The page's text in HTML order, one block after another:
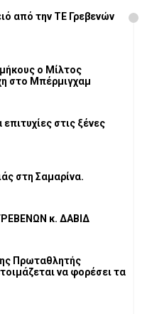
από την ΤΕ Γρεβενών
ο Μίλτος
στο Μπέρμιγχαμ
στη Σαμαρίνα.
κ. ΔΑΒΙΔ
Πρωταθλητής
να φορέσει τα